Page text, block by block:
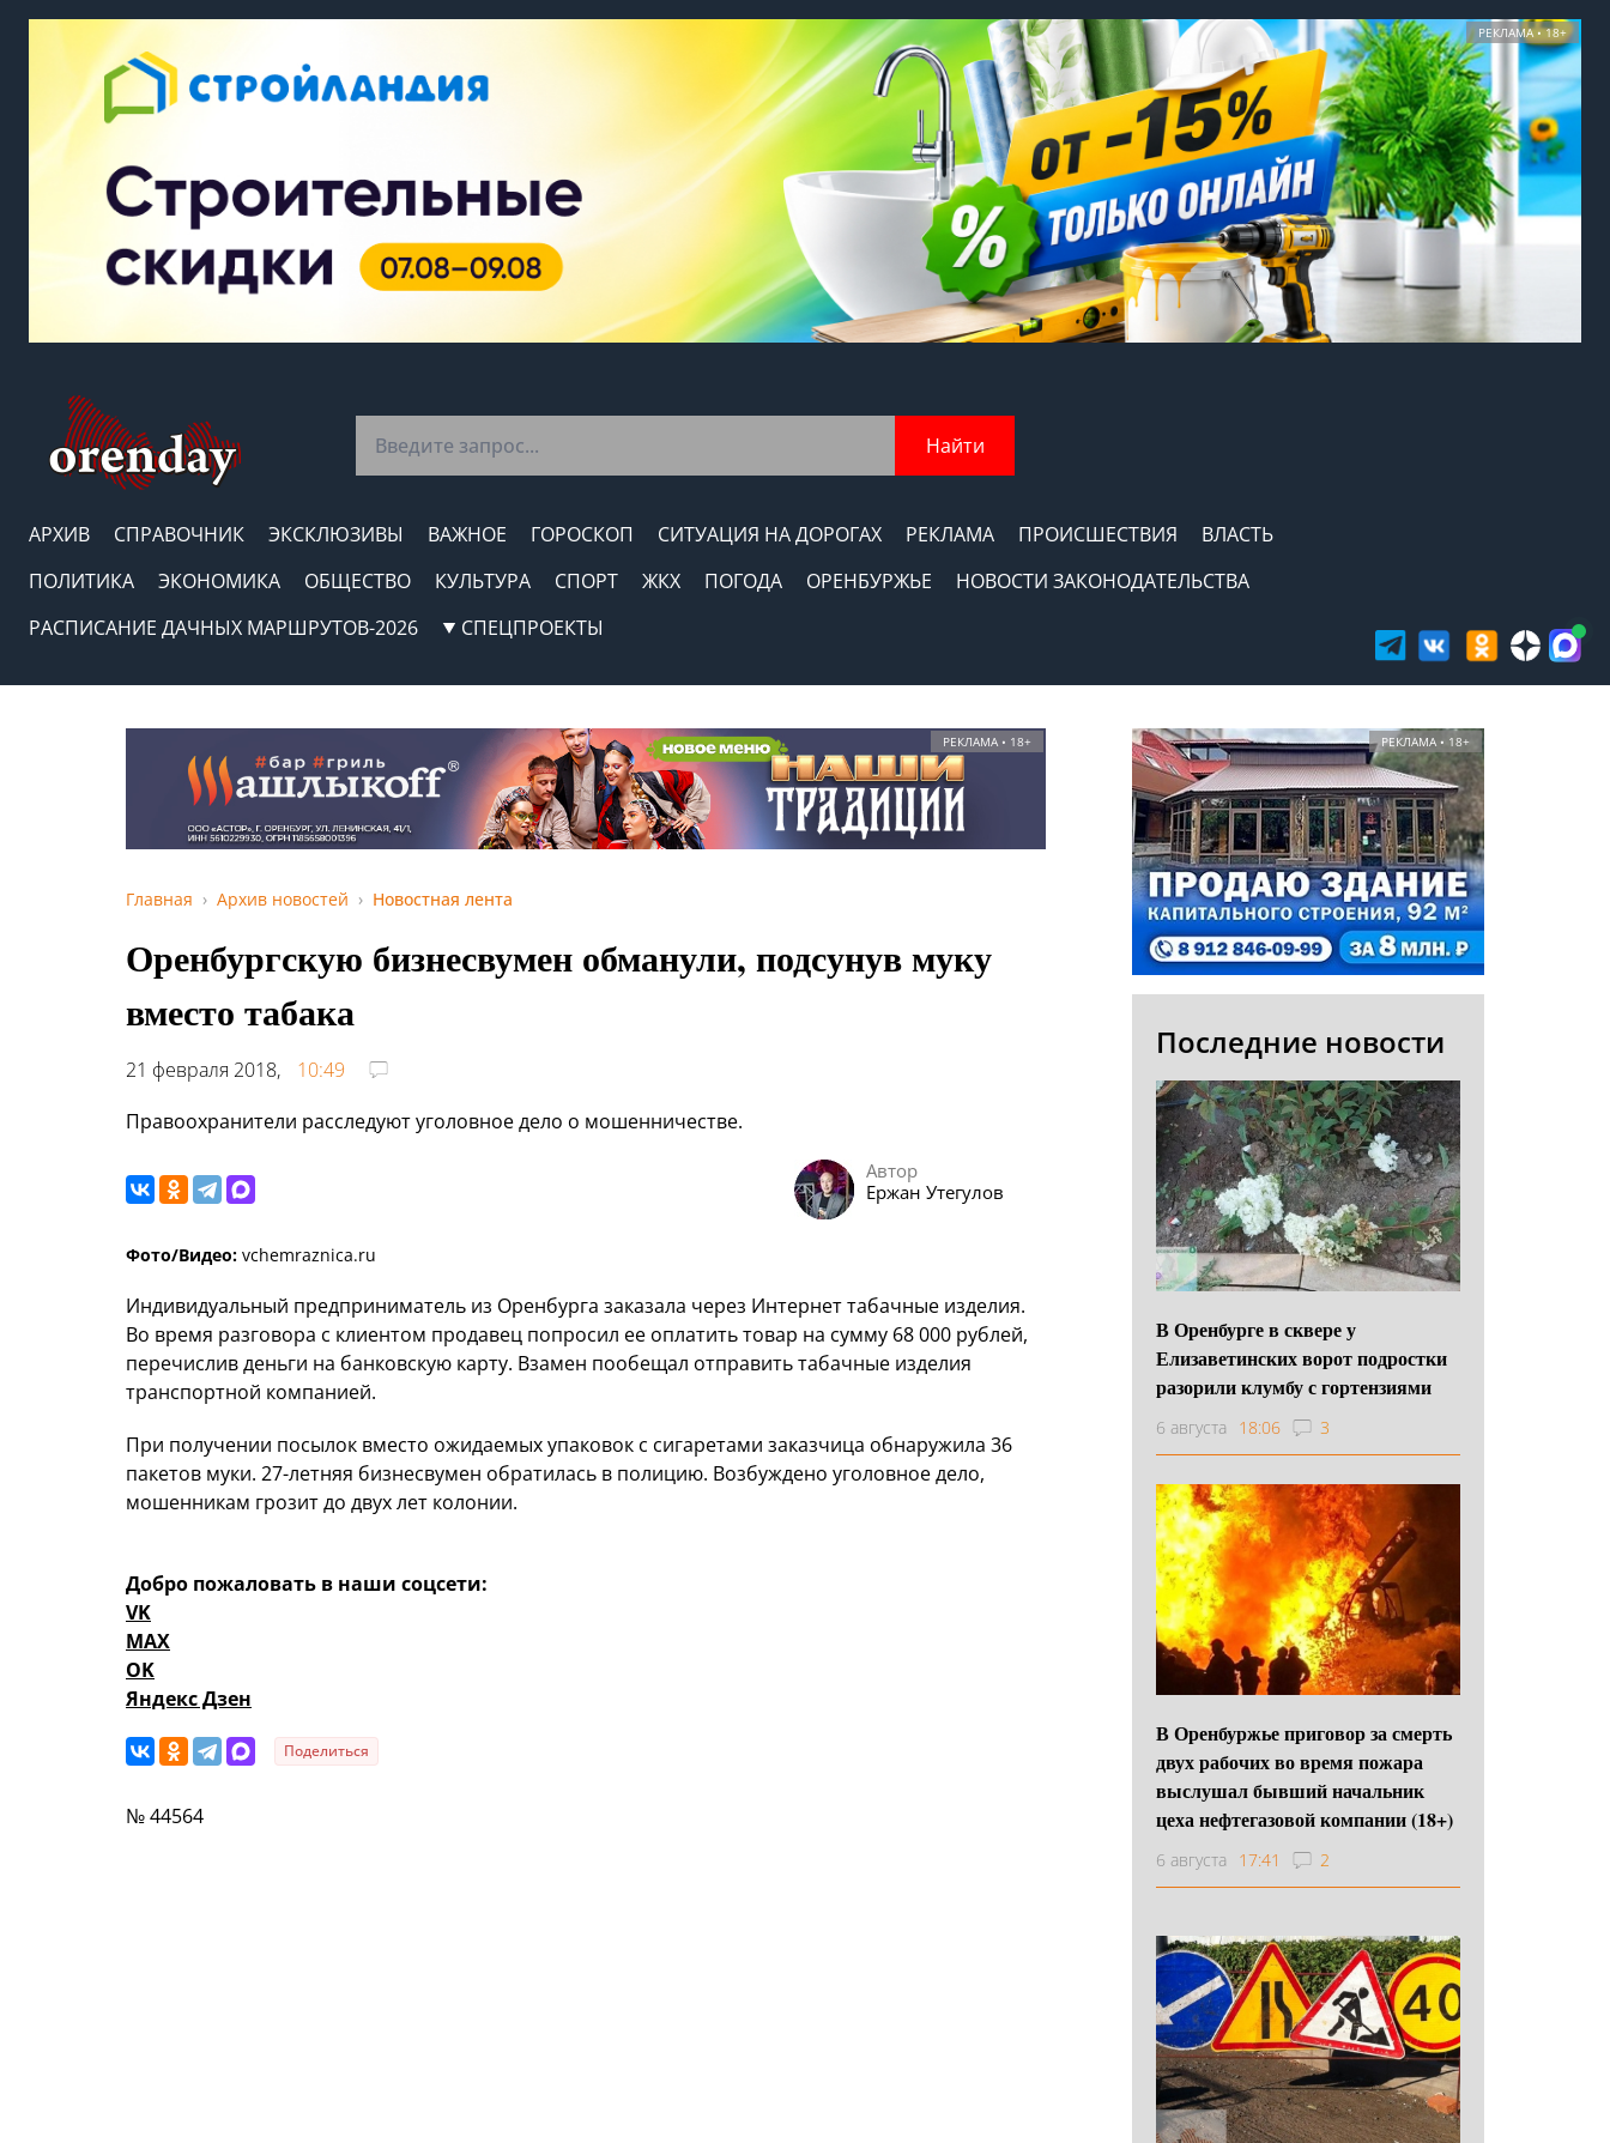
РЕКЛАМА • 18+
Найти
АРХИВ СПРАВОЧНИК ЭКСКЛЮЗИВЫ ВАЖНОЕ ГОРОСКОП СИТУАЦИЯ НА ДОРОГАХ РЕКЛАМА ПРОИСШЕСТВИЯ
ВЛАСТЬ
ПОЛИТИКА
ЭКОНОМИКА ОБЩЕСТВО КУЛЬТУРА СПОРТ ЖКХ ПОГОДА ОРЕНБУРЖЬЕ
НОВОСТИ ЗАКОНОДАТЕЛЬСТВА
РАСПИСАНИЕ ДАЧНЫХ МАРШРУТОВ-2026
СПЕЦПРОЕКТЫ
РЕКЛАМА • 18+
Главная Архив новостей Новостная лента
Оренбургскую бизнесвумен обманули, подсунув муку
вместо табака
21 февраля 2018,
10:49
Правоохранители расследуют уголовное дело о мошенничестве.
Автор
Ержан Утегулов
Фото/Видео: vchemraznica.ru
Индивидуальный предприниматель из Оренбурга заказала через Интернет табачные изделия.
Во время разговора с клиентом продавец попросил ее оплатить товар на сумму 68 000 рублей,
перечислив деньги на банковскую карту. Взамен пообещал отправить табачные изделия
транспортной компанией.
При получении посылок вместо ожидаемых упаковок с сигаретами заказчица обнаружила 36
пакетов муки. 27-летняя бизнесвумен обратилась в полицию. Возбуждено уголовное дело,
мошенникам грозит до двух лет колонии.
Добро пожаловать в наши соцсети:
VK
MAX
OK
Яндекс Дзен
Поделиться
№ 44564
РЕКЛАМА • 18+
Последние новости
В Оренбурге в сквере у
Елизаветинских ворот подростки
разорили клумбу с гортензиями
6 августа 18:06 3
В Оренбуржье приговор за смерть
двух рабочих во время пожара
выслушал бывший начальник
цеха нефтегазовой компании (18+)
6 августа 17:41 2